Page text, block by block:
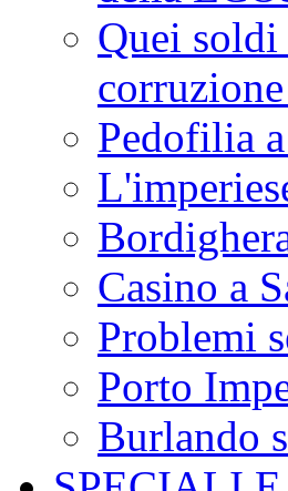
Quei
Pedofilia
Casino a
Problemi
Porto
Burlando